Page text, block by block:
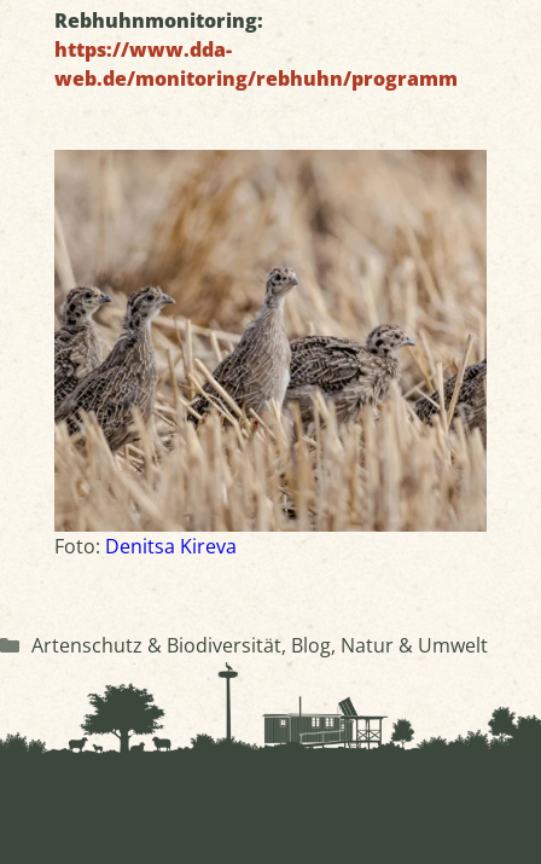
Rebhuhnmonitoring:
https://www.dda-
web.de/monitoring/rebhuhn/programm
Foto: Denitsa Kireva
Kategorien
Artenschutz & Biodiversität, Blog, Natur & Umwelt